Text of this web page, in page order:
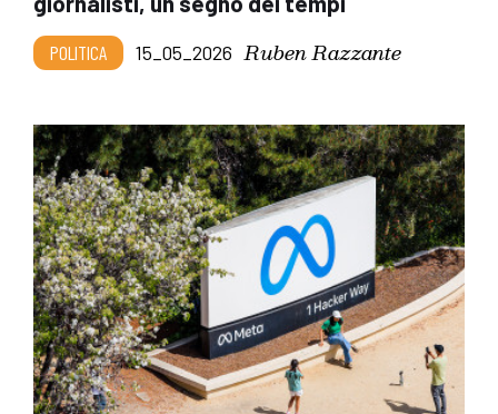
POLITICA 15_05_2026 Ruben Razzante